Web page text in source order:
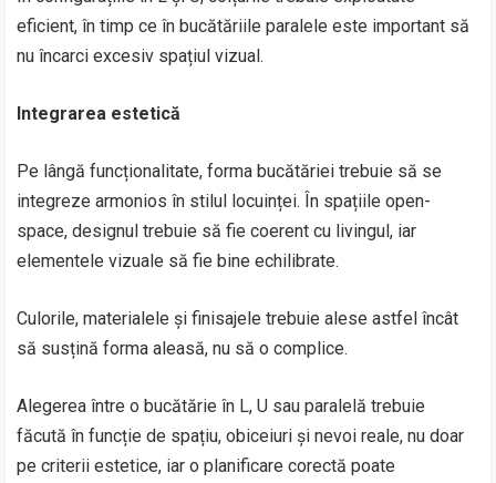
eficient, în timp ce în bucătăriile paralele este important să
nu încarci excesiv spațiul vizual.
Integrarea estetică
Pe lângă funcționalitate, forma bucătăriei trebuie să se
integreze armonios în stilul locuinței. În spațiile open-
space, designul trebuie să fie coerent cu livingul, iar
elementele vizuale să fie bine echilibrate.
Culorile, materialele și finisajele trebuie alese astfel încât
să susțină forma aleasă, nu să o complice.
Alegerea între o bucătărie în L, U sau paralelă trebuie
făcută în funcție de spațiu, obiceiuri și nevoi reale, nu doar
pe criterii estetice, iar o planificare corectă poate